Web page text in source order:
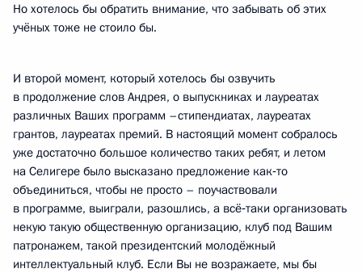
Но хотелось бы обратить внимание, что забывать об этих
учёных тоже не стоило бы.
И второй момент, который хотелось бы озвучить
в продолжение слов Андрея, о выпускниках и лауреатах
различных Ваших программ –стипендиатах, лауреатах
грантов, лауреатах премий. В настоящий момент собралось
уже достаточно большое количество таких ребят, и летом
на Селигере было высказано предложение как‑то
объединиться, чтобы не просто – поучаствовали
в программе, выиграли, разошлись, а всё‑таки организовать
некую такую общественную организацию, клуб под Вашим
патронажем, такой президентский молодёжный
интеллектуальный клуб. Если Вы не возражаете, мы бы